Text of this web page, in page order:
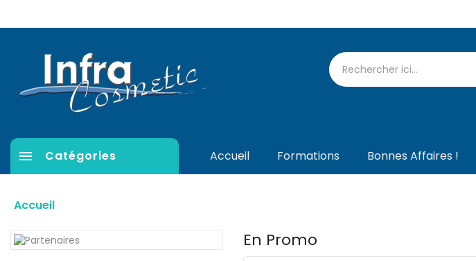
Catégories
 Accueil Formations Bonnes Affaires !
Accueil
En Promo